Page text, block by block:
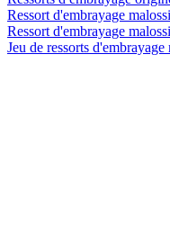
Ressort d'embrayage
Ressort d'embrayage
Jeu de ressorts